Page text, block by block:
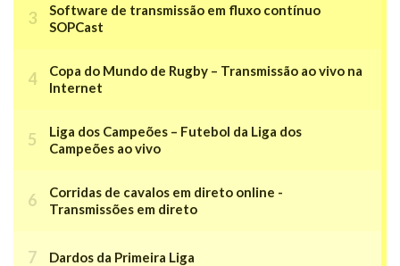
Software de transmissão em fluxo contínuo
SOPCast
Copa do Mundo de Rugby – Transmissão ao vivo na
Internet
Liga dos Campeões – Futebol da Liga dos
Campeões ao vivo
Corridas de cavalos em direto online -
Transmissões em direto
Dardos da Primeira Liga